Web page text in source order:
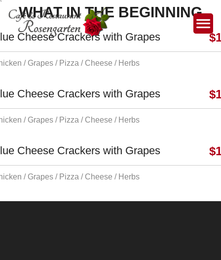
`
WHAT IN THE BEGINNING
Cheese Crackers with Grapes
/ Grapes / Pizza / Cheese / Herbs
Cheese Crackers with Grapes
/ Grapes / Pizza / Cheese / Herbs
Cheese Crackers with Grapes
/ Grapes / Pizza / Cheese / Herbs